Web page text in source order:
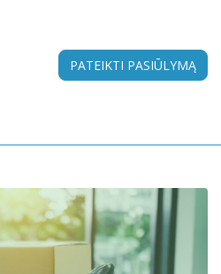
PATEIKTI PASIŪLYMĄ